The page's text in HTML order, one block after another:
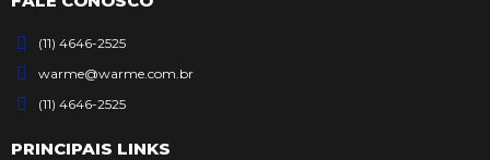
(11) 4646-2525
warme@warme.com.br
(11) 4646-2525
PRINCIPAIS LINKS